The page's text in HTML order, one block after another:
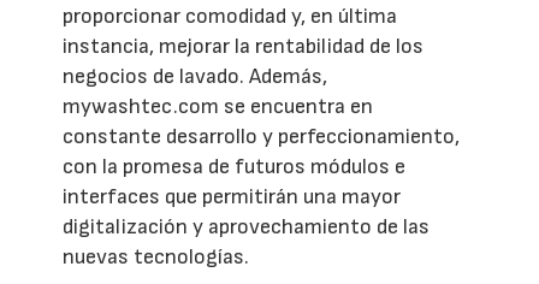
proporcionar comodidad y, en última
instancia, mejorar la rentabilidad de los
negocios de lavado. Además,
mywashtec.com se encuentra en
constante desarrollo y perfeccionamiento,
con la promesa de futuros módulos e
interfaces que permitirán una mayor
digitalización y aprovechamiento de las
nuevas tecnologías.